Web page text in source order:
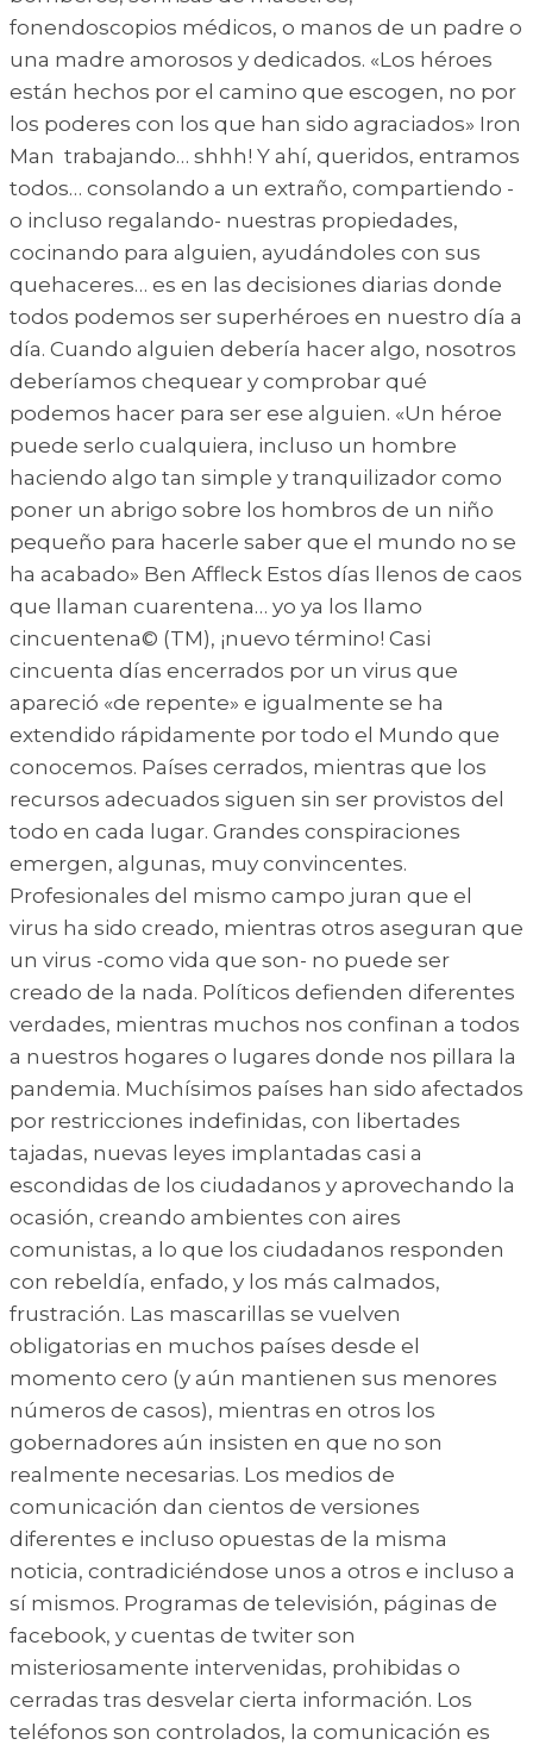
fonendoscopios médicos, o manos de un padre o
una madre amorosos y dedicados. «Los héroes
están hechos por el camino que escogen, no por
los poderes con los que han sido agraciados» Iron
Man trabajando… shhh! Y ahí, queridos, entramos
todos… consolando a un extraño, compartiendo -
o incluso regalando- nuestras propiedades,
cocinando para alguien, ayudándoles con sus
quehaceres… es en las decisiones diarias donde
todos podemos ser superhéroes en nuestro día a
día. Cuando alguien debería hacer algo, nosotros
deberíamos chequear y comprobar qué
podemos hacer para ser ese alguien. «Un héroe
puede serlo cualquiera, incluso un hombre
haciendo algo tan simple y tranquilizador como
poner un abrigo sobre los hombros de un niño
pequeño para hacerle saber que el mundo no se
ha acabado» Ben Affleck Estos días llenos de caos
que llaman cuarentena… yo ya los llamo
cincuentena© (TM), ¡nuevo término! Casi
cincuenta días encerrados por un virus que
apareció «de repente» e igualmente se ha
extendido rápidamente por todo el Mundo que
conocemos. Países cerrados, mientras que los
recursos adecuados siguen sin ser provistos del
todo en cada lugar. Grandes conspiraciones
emergen, algunas, muy convincentes.
Profesionales del mismo campo juran que el
virus ha sido creado, mientras otros aseguran que
un virus -como vida que son- no puede ser
creado de la nada. Políticos defienden diferentes
verdades, mientras muchos nos confinan a todos
a nuestros hogares o lugares donde nos pillara la
pandemia. Muchísimos países han sido afectados
por restricciones indefinidas, con libertades
tajadas, nuevas leyes implantadas casi a
escondidas de los ciudadanos y aprovechando la
ocasión, creando ambientes con aires
comunistas, a lo que los ciudadanos responden
con rebeldía, enfado, y los más calmados,
frustración. Las mascarillas se vuelven
obligatorias en muchos países desde el
momento cero (y aún mantienen sus menores
números de casos), mientras en otros los
gobernadores aún insisten en que no son
realmente necesarias. Los medios de
comunicación dan cientos de versiones
diferentes e incluso opuestas de la misma
noticia, contradiciéndose unos a otros e incluso a
sí mismos. Programas de televisión, páginas de
facebook, y cuentas de twiter son
misteriosamente intervenidas, prohibidas o
cerradas tras desvelar cierta información. Los
teléfonos son controlados, la comunicación es